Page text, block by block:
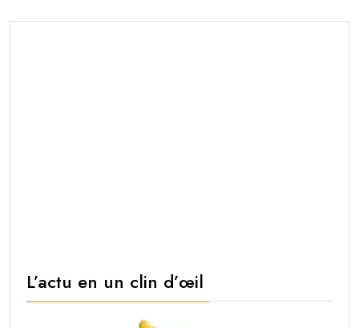
L’actu en un clin d’œil